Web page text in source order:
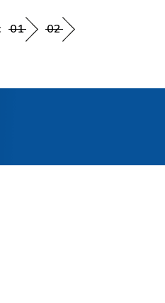
01 02